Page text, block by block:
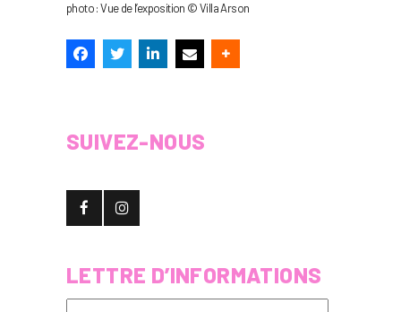
photo : Vue de l’exposition © Villa Arson
SUIVEZ-NOUS
LETTRE D’INFORMATIONS